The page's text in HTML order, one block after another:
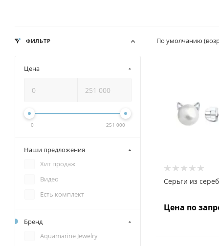
По умолчанию
Серьги из
Цена по
ФИЛЬТР
Цена
0 251 000
Наши предложения
Хит продаж
Видео
Есть комплект
Бренд
Aquamarine Jewelry